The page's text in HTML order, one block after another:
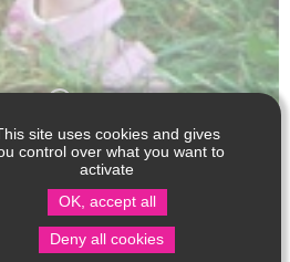
situado antes de la planta
pescar al pie del acantilado
site uses cookies and gives
control over what you want to
activate
OK, accept all
Deny all cookies